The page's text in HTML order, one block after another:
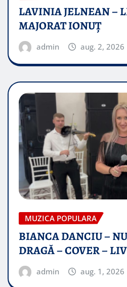
LAVINIA JELNEAN –
MAJORAT IONUŢ
admin aug. 2, 2026
MUZICA POPULARA
BIANCA DANCIU –
DRAGĂ – COVER –
admin aug. 1, 2026